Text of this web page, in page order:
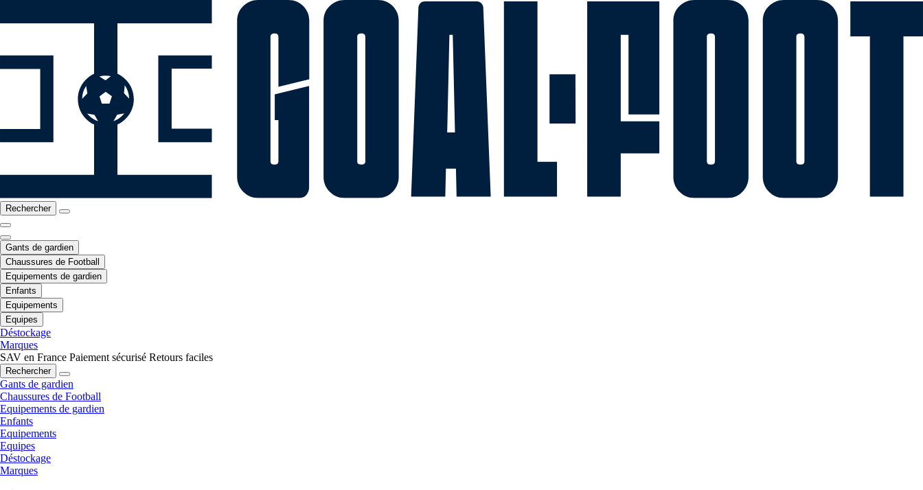
Rechercher
Gants de gardien
Chaussures de Football
Equipements de gardien
Enfants
Equipements
Equipes
Déstockage
Marques
SAV en France Paiement sécurisé Retours faciles
Rechercher
Gants de gardien
Chaussures de Football
Equipements de gardien
Enfants
Equipements
Equipes
Déstockage
Marques